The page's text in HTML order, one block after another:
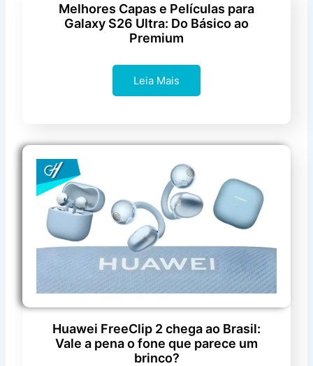
Melhores Capas e Películas para
Galaxy S26 Ultra: Do Básico ao
Premium
Leia Mais
Huawei FreeClip 2 chega ao Brasil:
Vale a pena o fone que parece um
brinco?